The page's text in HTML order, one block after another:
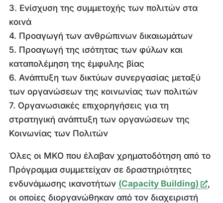
3. Ενίσχυση της συμμετοχής των πολιτών στα
κοινά
4. Προαγωγή των ανθρώπινων δικαιωμάτων
5. Προαγωγή της ισότητας των φύλων και
καταπολέμηση της έμφυλης βίας
6. Ανάπτυξη των δικτύων συνεργασίας μεταξύ
των οργανώσεων της κοινωνίας των πολιτών
7. Οργανωσιακές επιχορηγήσεις για τη
στρατηγική ανάπτυξη των οργανώσεων της
Κοινωνίας των Πολιτών
Όλες οι ΜΚΟ που έλαβαν χρηματοδότηση από το
Πρόγραμμα συμμετείχαν σε δραστηριότητες
ενδυνάμωσης ικανοτήτων (Capacity Building)
,
οι οποίες διοργανώθηκαν από τον διαχειριστή